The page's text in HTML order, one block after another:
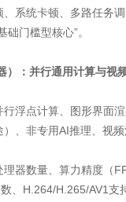
系统卡顿、多路任务
础门槛型核心”。
）：并行通用计算与视
浮点计算、图形界面
）、非专用AI推理、视频
器数量、算力精度（
、H.264/H.265/AV1支